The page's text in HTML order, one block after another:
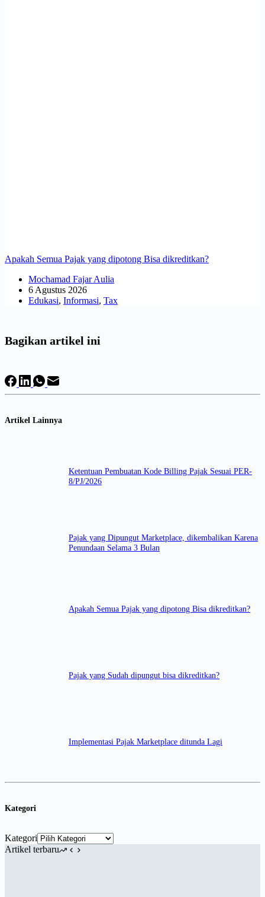
Apakah Semua Pajak yang dipotong Bisa dikreditkan?
Mochamad Fajar Aulia
6 Agustus 2026
Edukasi, Informasi, Tax
Bagikan artikel ini
Artikel Lainnya
Ketentuan Pembuatan Kode Billing Pajak Sesuai PER-
8/PJ/2026
Pajak yang Dipungut Marketplace, dikembalikan Karena
Penundaan Selama 3 Bulan
Apakah Semua Pajak yang dipotong Bisa dikreditkan?
Pajak yang Sudah dipungut bisa dikreditkan?
Implementasi Pajak Marketplace ditunda Lagi
Kategori
Kategori
Artikel terbaru